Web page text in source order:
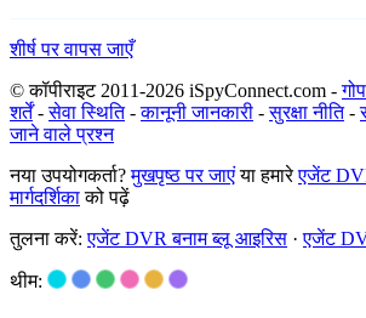
शीर्ष पर वापस जाएँ
© कॉपीराइट 2011-2026 iSpyConnect.com -
शर्तें-सेवा स्थिति-कानूनी जानकारी -सुरक्षा नीति-
जाने वाले प्रश्न
नया उपयोगकर्ता?मुखपृष्ठ पर जाएंया हमारेएजेंट
मार्गदर्शिकाको पढ़ें
तुलना करें:एजेंट DVR बनाम ब्लू आइरिस ·एजेंट
थीम: